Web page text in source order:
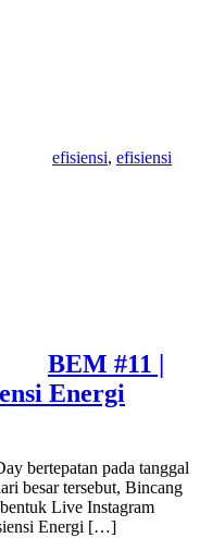
efisiensi, efisiensi
BEM #11 |
Energi
bertepatan pada tanggal
besar tersebut, Bincang
Live Instagram
Energi […]